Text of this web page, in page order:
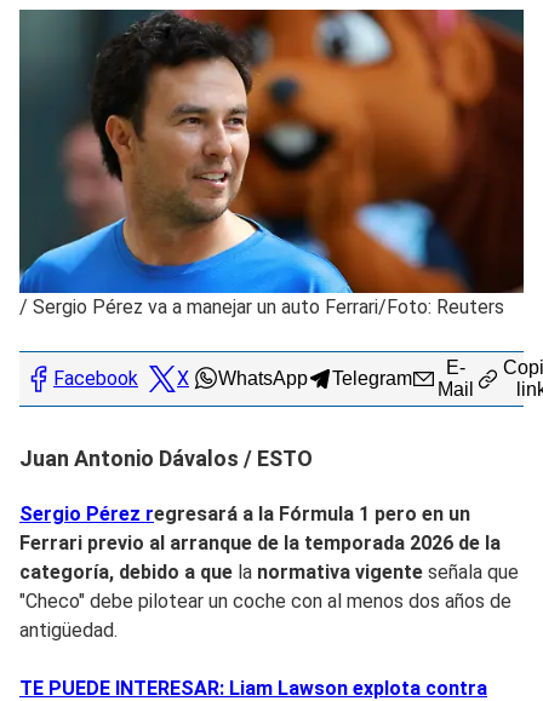
/ Sergio Pérez va a manejar un auto Ferrari/Foto: Reuters
Facebook X WhatsApp Telegram
E-
Mail
Juan Antonio Dávalos / ESTO
Sergio Pérez regresará a la Fórmula 1 pero en un
Ferrari previo al arranque de la temporada 2026 de la
categoría, debido a que la normativa vigente señala que
"Checo" debe pilotear un coche con al menos dos años de
antigüedad.
TE PUEDE INTERESAR: Liam Lawson explota contra